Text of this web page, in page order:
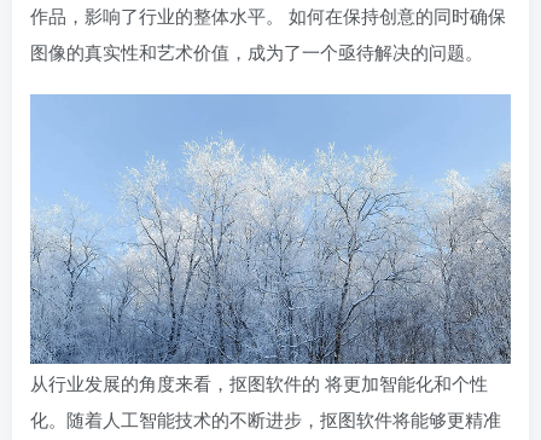
作品，影响了行业的整体水平。 如何在保持创意的同时确保
图像的真实性和艺术价值，成为了一个亟待解决的问题。
从行业发展的角度来看，抠图软件的 将更加智能化和个性
化。随着人工智能技术的不断进步，抠图软件将能够更精准